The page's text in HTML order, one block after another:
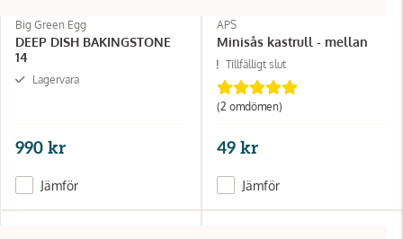
Big Green Egg
DEEP DISH BAKINGSTONE
14
Lagervara
990 kr
Jämför
APS
Minisås kastrull - mellan
Tillfälligt slut
(2 omdömen)
49 kr
Jämför